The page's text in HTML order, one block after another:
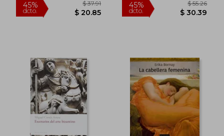
45%
dcto. $ 87.37
45%
dcto.